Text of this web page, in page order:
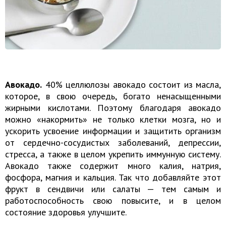
Авокадо. 40% целлюлозы авокадо состоит из масла,
которое, в свою очередь, богато ненасыщенными
жирными кислотами. Поэтому благодаря авокадо
можно «накормить» не только клетки мозга, но и
ускорить усвоение информации и защитить организм
от сердечно-сосудистых заболеваний, депрессии,
стресса, а также в целом укрепить иммунную систему.
Авокадо также содержит много калия, натрия,
фосфора, магния и кальция. Так что добавляйте этот
фрукт в сендвичи или салаты — тем самым и
работоспособность свою повысите, и в целом
состояние здоровья улучшите.